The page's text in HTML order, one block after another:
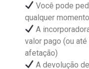
Você pode
qualquer momento
A
valor pago (ou
afetação)
A devolução